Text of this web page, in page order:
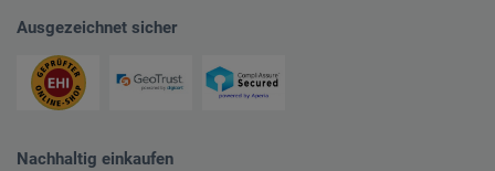
Ausgezeichnet sicher
Nachhaltig einkaufen